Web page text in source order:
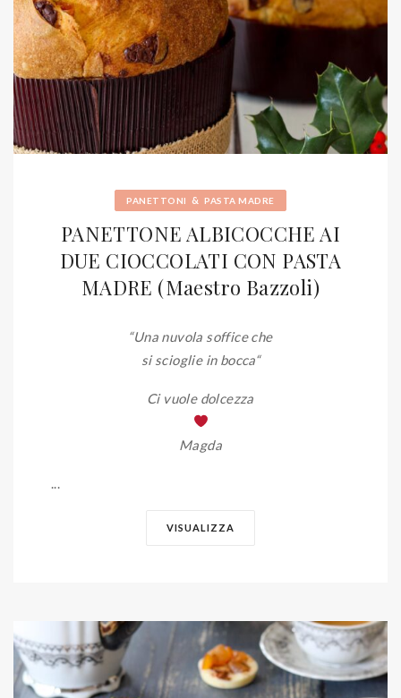
PANETTONI & PASTA MADRE
PANETTONE ALBICOCCHE AI
DUE CIOCCOLATI CON PASTA
MADRE (Maestro Bazzoli)
“Una nuvola soffice che
si scioglie in bocca“
Ci vuole dolcezza
Magda
...
VISUALIZZA